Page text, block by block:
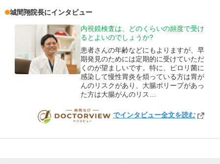
城間翔院長にインタビュー
内視鏡検査は、どのくらいの頻度で受け
るとよいのでしょうか?
患者さんの年齢などにもよりますが、早
期発見のためには定期的に受けていただ
くのが望ましいです。特に、ピロリ菌に
感染して慢性胃炎を煩っている方は胃が
んのリスクがあり、大腸ポリープがあっ
た方は大腸がんのリス…
DOCTORVIEW
でインタビュー全文を読む